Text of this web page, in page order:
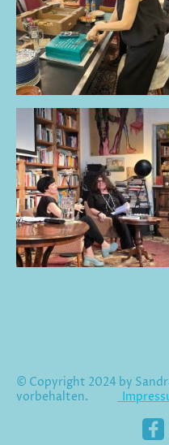
© Copyright 2024 by
vorbehalten.